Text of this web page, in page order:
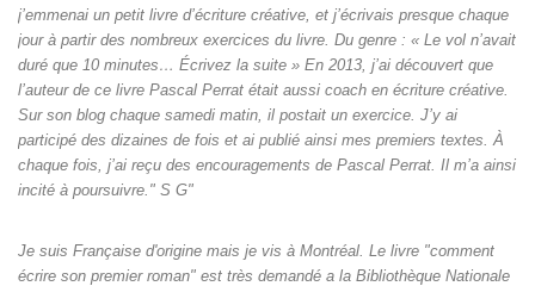
j’emmenai un petit livre d’écriture créative, et j’écrivais presque chaque
jour à partir des nombreux exercices du livre. Du genre : « Le vol n’avait
duré que 10 minutes… Écrivez la suite » En 2013, j’ai découvert que
l’auteur de ce livre Pascal Perrat était aussi coach en écriture créative.
Sur son blog chaque samedi matin, il postait un exercice. J’y ai
participé des dizaines de fois et ai publié ainsi mes premiers textes. À
chaque fois, j’ai reçu des encouragements de Pascal Perrat. Il m’a ainsi
incité à poursuivre." S G"
Je suis Française d'origine mais je vis à Montréal. Le livre "comment
écrire son premier roman" est très demandé a la Bibliothèque Nationale